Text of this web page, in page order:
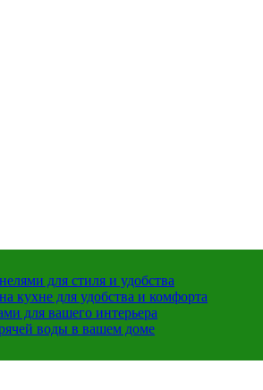
для стиля и удобства
кухне для удобства и комфорта
для вашего интерьера
воды в вашем доме